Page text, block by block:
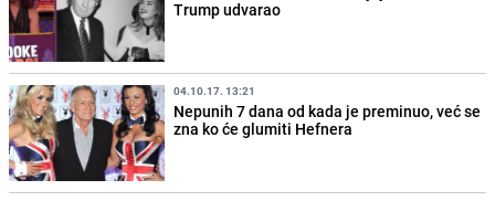
Trump udvarao
04.10.17. 13:21
Nepunih 7 dana od kada je preminuo, već se
zna ko će glumiti Hefnera